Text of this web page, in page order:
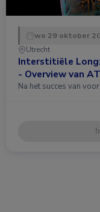
wo 29 oktober
Utrecht
Interstitiële
- Overview van
Na het succes van